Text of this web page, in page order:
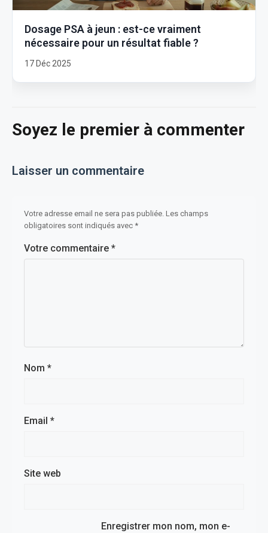
Dosage PSA à jeun : est-ce vraiment
nécessaire pour un résultat fiable ?
17 Déc 2025
Soyez le premier à commenter
Laisser un commentaire
Votre adresse email ne sera pas publiée. Les champs
obligatoires sont indiqués avec *
Votre commentaire *
Nom *
Email *
Site web
Enregistrer mon nom, mon e-